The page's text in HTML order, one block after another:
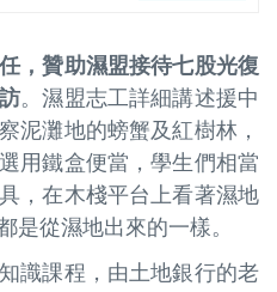
，贊助濕盟接待七股光復
。濕盟志工詳細講述援中
泥灘地的螃蟹及紅樹林，
用鐵盒便當，學生們相當
，在木棧平台上看著濕地
是從濕地出來的一樣。
識課程，由土地銀行的老